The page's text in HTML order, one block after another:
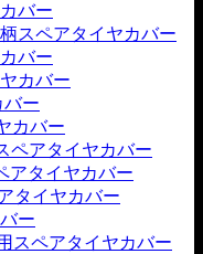
バー
スペアタイヤカバー
バー
カバー
バー
カバー
ペアタイヤカバー
アタイヤカバー
タイヤカバー
ー
スペアタイヤカバー